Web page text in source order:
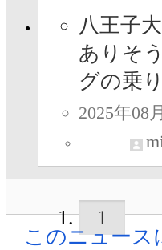
八王子
ありそ
グの乗
2025年08
1
このニュース